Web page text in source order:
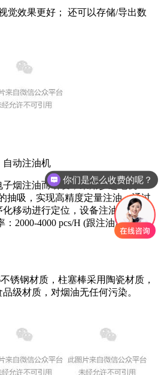
觉效果更好； 还可以存储/导出数
自动注油机
烟注油而研发，采用步进电机
抽吸，实现高精度定量注油，通过
移动进行定位，设备注油精度高、
2000-4000 pcs/H (跟注油浓度和注
锈钢材质，柱塞棒采用陶瓷材质，
级材质，对烟油无任何污染。
你们是怎么收费的呢？